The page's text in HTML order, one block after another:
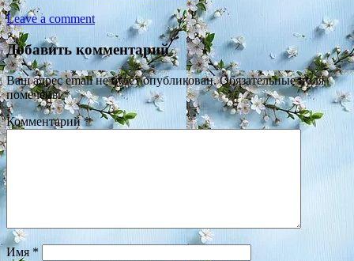
Leave a comment
Добавить комментарий
Ваш адрес email не будет опубликован. Обязательные поля
помечены*
Комментарий*
Имя *